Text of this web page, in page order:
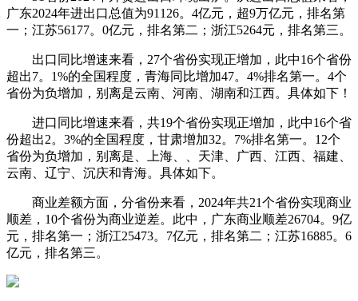
广东2024年进出口总值为91126。4亿元，超9万亿元，排名第
一；江苏56177。0亿元，排名第二；浙江5264元，排名第三。
出口同比增速来看，27个省份实现正增加，此中16个省份
超出7。1%的全国程度，青海同比增加47。4%排名第一。4个
省份为负增加，别离是云南、河南、湖南和江西。具体如下！
进口同比增速来看，共19个省份实现正增加，此中16个省
份超出2。3%的全国程度，甘肃增加32。7%排名第一。12个
省份为负增加，别离是、上海、、天津、广西、江西、福建、
云南、辽宁、沉庆和青海。具体如下。
商业差额方面，分省份来看，2024年共21个省份实现商业
顺差，10个省份为商业逆差。此中，广东商业顺差26704。9亿
元，排名第一；浙江25473。7亿元，排名第二；江苏16885。6
亿元，排名第三。